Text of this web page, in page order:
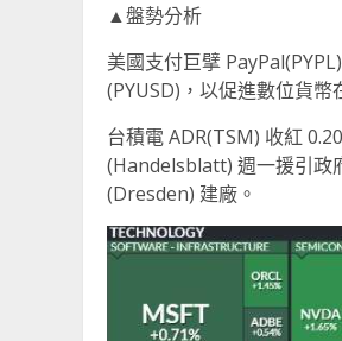
▲盤勢分析
美國支付巨擘
(PYUSD)，以促進數位貨
台積電 ADR(TSM) 收紅
(Handelsblatt) 週一援引政
(Dresden) 建廠。